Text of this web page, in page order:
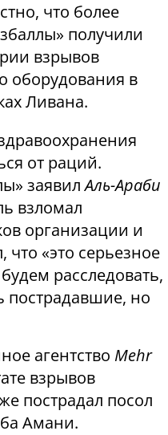
что более
получили
взрывов
оборудования в
Ливана.
от раций.
заявилАль-Араби
взломал
организации и
что «это серьезное
расследовать,
пострадавшие, но
агентство Mehr
взрывов
пострадал посол
Амани.